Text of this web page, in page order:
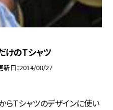
けのTシャツ
新日 2014/08/27
らTシャツのデザインに使い